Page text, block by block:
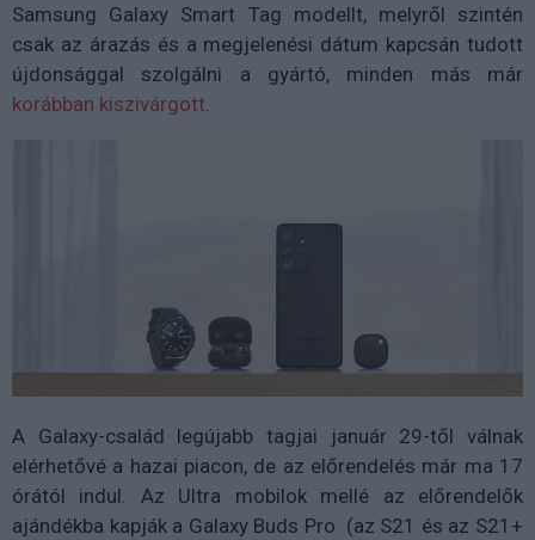
Samsung Galaxy Smart Tag modellt, melyről szintén
csak az árazás és a megjelenési dátum kapcsán tudott
újdonsággal szolgálni a gyártó, minden más már
korábban kiszivárgott
A Galaxy-család legújabb tagjai január 29-től válnak
elérhetővé a hazai piacon, de az előrendelés már ma 17
órától indul. Az Ultra mobilok mellé az előrendelők
ajándékba kapják a Galaxy Buds Pro (az S21 és az S21+